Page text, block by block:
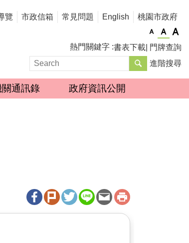
覽 市政信箱 常見問題 English 桃園市政府
熱門關鍵字 書表下載
門牌查詢
進階搜尋
關通訊錄 政府資訊公開